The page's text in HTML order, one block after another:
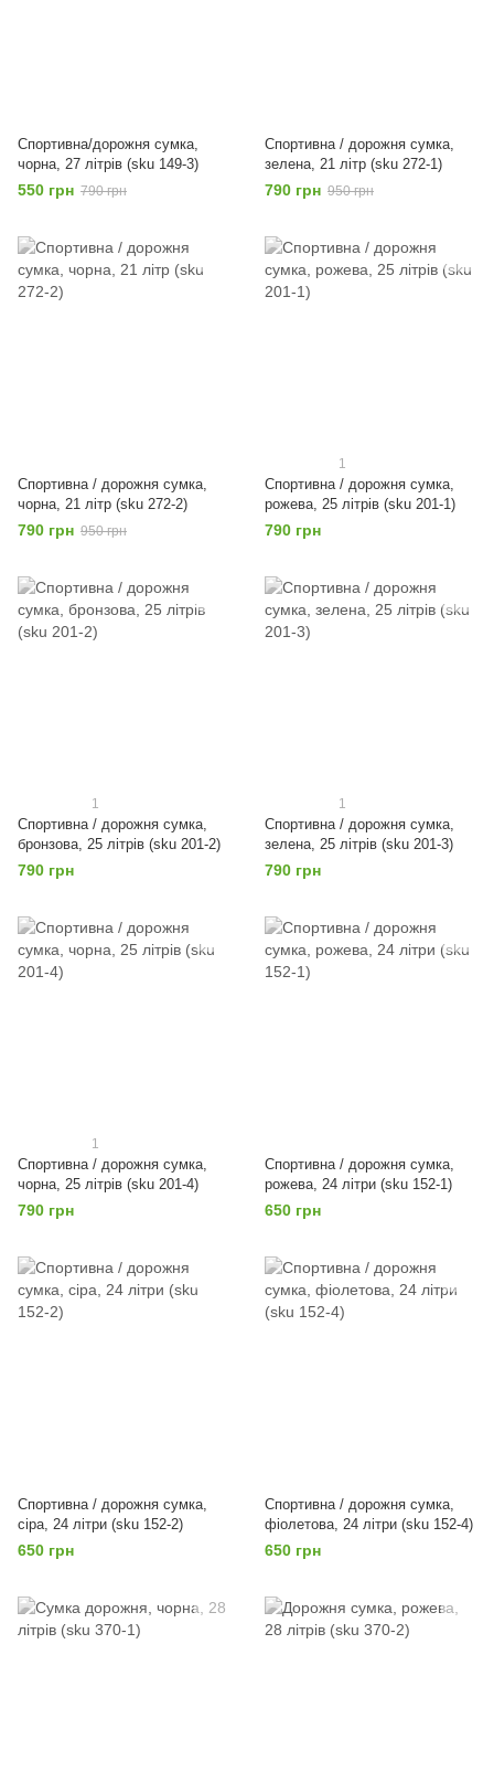
Спортивна/дорожня сумка,
чорна, 27 літрів (sku 149-3)
550 грн 790 грн
Спортивна / дорожня сумка,
зелена, 21 літр (sku 272-1)
790 грн 950 грн
Спортивна / дорожня сумка,
чорна, 21 літр (sku 272-2)
790 грн 950 грн
1
Спортивна / дорожня сумка,
рожева, 25 літрів (sku 201-1)
790 грн
1
Спортивна / дорожня сумка,
бронзова, 25 літрів (sku 201-2)
790 грн
1
Спортивна / дорожня сумка,
зелена, 25 літрів (sku 201-3)
790 грн
1
Спортивна / дорожня сумка,
чорна, 25 літрів (sku 201-4)
790 грн
Спортивна / дорожня сумка,
рожева, 24 літри (sku 152-1)
650 грн
Спортивна / дорожня сумка,
сіра, 24 літри (sku 152-2)
650 грн
Спортивна / дорожня сумка,
фіолетова, 24 літри (sku 152-4)
650 грн